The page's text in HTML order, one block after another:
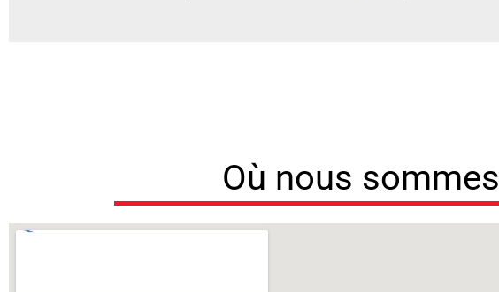
Où nous sommes